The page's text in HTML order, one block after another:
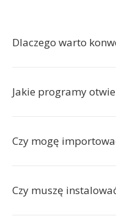
Dlaczego warto
Jakie programy
Czy mogę
Czy muszę